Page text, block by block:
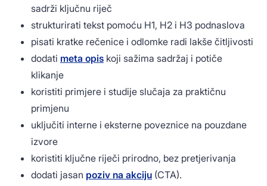
sadrži ključnu riječ
strukturirati tekst pomoću H1, H2 i H3 podnaslova
pisati kratke rečenice i odlomke radi lakše čitljivosti
dodati meta opis koji sažima sadržaj i potiče
klikanje
koristiti primjere i studije slučaja za praktičnu
primjenu
uključiti interne i eksterne poveznice na pouzdane
izvore
koristiti ključne riječi prirodno, bez pretjerivanja
dodati jasan poziv na akciju (CTA).